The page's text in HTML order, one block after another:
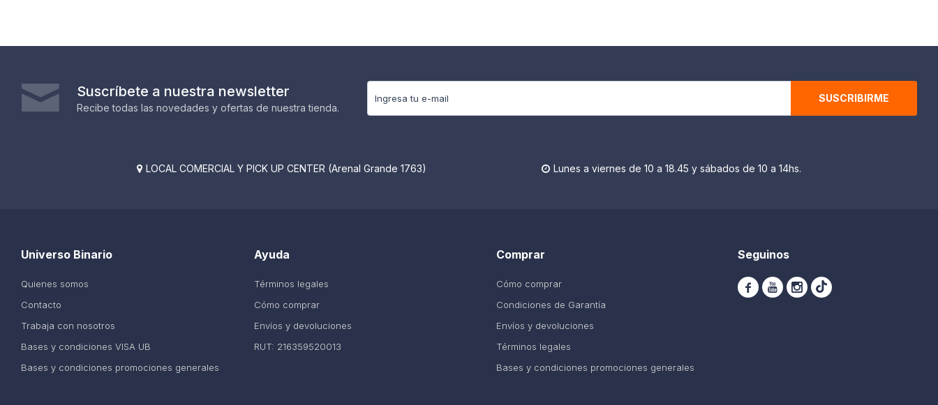
Suscríbete a nuestra newsletter
Recibe todas las novedades y ofertas de nuestra tienda.
SUSCRIBIRME
 LOCAL COMERCIAL Y PICK UP CENTER (Arenal Grande 1763)  Lunes a viernes de 10 a 18.45 y sábados de 10 a 14hs.
Ayuda
Términos legales
Cómo comprar
Envíos y devoluciones
RUT: 216359520013
Universo Binario
Quienes somos
Contacto
Trabaja con nosotros
Bases y condiciones VISA UB
Bases y condiciones promociones generales
Comprar
Cómo comprar
Condiciones de Garantía
Envíos y devoluciones
Términos legales
Bases y condiciones promociones generales
Seguinos
  